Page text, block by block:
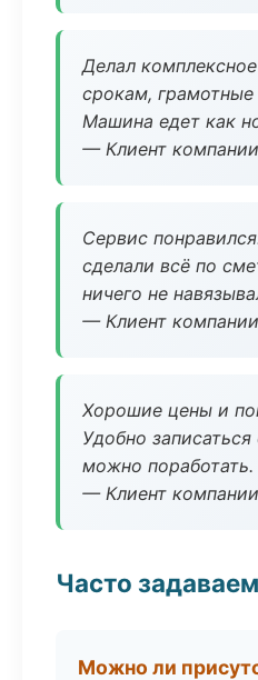
Делал
срокам,
Машина едет как
— Клиент компании
Сервис
сделали всё по
ничего не
— Клиент компании
Хорошие цены и
Удобно записаться
можно поработать.
— Клиент компании
Часто
Можно ли